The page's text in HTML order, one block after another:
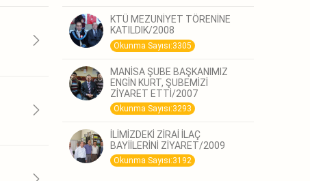
KTÜ MEZUNİYET TÖRENİNE
KATILDIK/2008
Okunma Sayısı:3305
MANİSA ŞUBE BAŞKANIMIZ
ENGİN KURT, ŞUBEMİZİ
ZİYARET ETTİ/2007
Okunma Sayısı:3293
İLİMİZDEKİ ZİRAİ İLAÇ
BAYİİLERİNİ ZİYARET/2009
Okunma Sayısı:3192